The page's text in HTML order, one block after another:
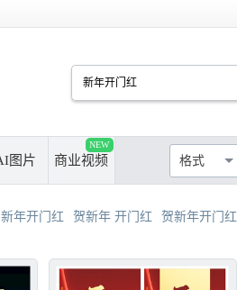
图片 商业视频
NEW 像素
>50cm
>300cm
CDR
AVI
格式
年开门红 贺新年 开门红 贺新年开门红